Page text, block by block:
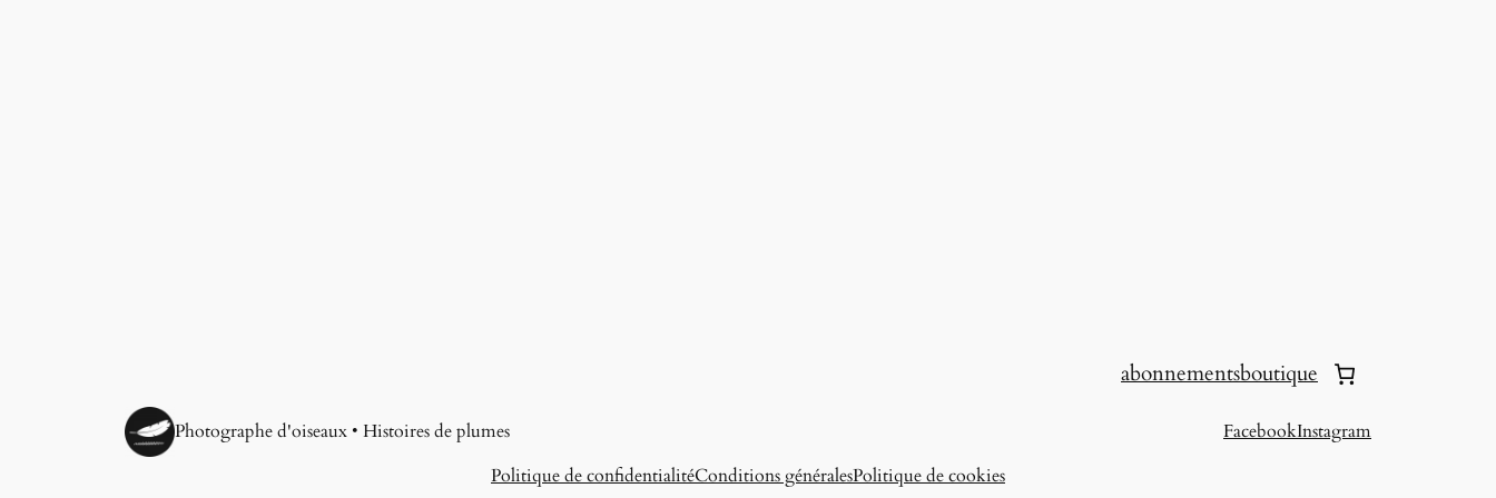
abonnementsboutique
Photographe d'oiseaux • Histoires de plumes FacebookInstagram
Politique de confidentialitéConditions généralesPolitique de cookies